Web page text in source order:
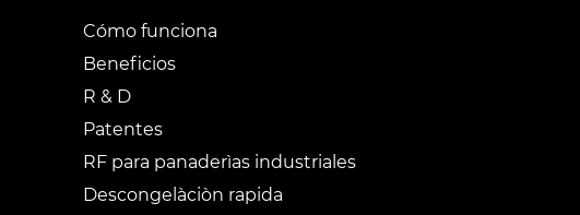
Cómo funciona
Beneficios
R & D
Patentes
RF para panaderìas industriales
Descongelàciòn rapida